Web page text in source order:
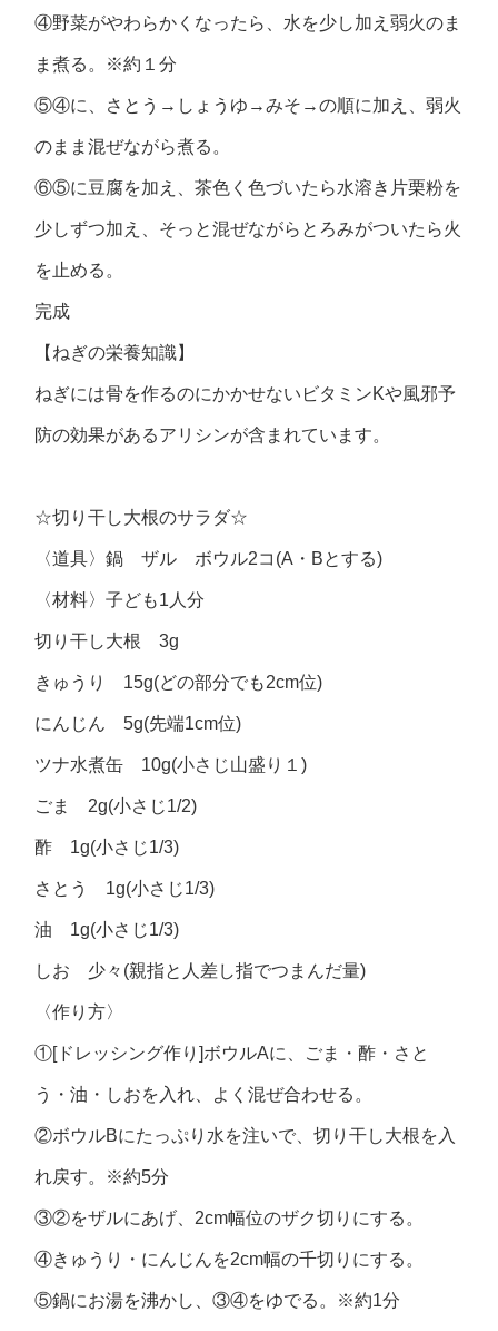
④野菜がやわらかくなったら、水を少し加え弱火のま
ま煮る。※約１分
⑤④に、さとう→しょうゆ→みそ→の順に加え、弱火
のまま混ぜながら煮る。
⑥⑤に豆腐を加え、茶色く色づいたら水溶き片栗粉を
少しずつ加え、そっと混ぜながらとろみがついたら火
を止める。
完成
【ねぎの栄養知識】
ねぎには骨を作るのにかかせないビタミンKや風邪予
防の効果があるアリシンが含まれています。
☆切り干し大根のサラダ☆
〈道具〉鍋 ザル ボウル2コ(A・Bとする)
〈材料〉子ども1人分
切り干し大根 3g
きゅうり 15g(どの部分でも2cm位)
にんじん 5g(先端1cm位)
ツナ水煮缶 10g(小さじ山盛り１)
ごま 2g(小さじ1/2)
酢 1g(小さじ1/3)
さとう 1g(小さじ1/3)
油 1g(小さじ1/3)
しお 少々(親指と人差し指でつまんだ量)
〈作り方〉
①[ドレッシング作り]ボウルAに、ごま・酢・さと
う・油・しおを入れ、よく混ぜ合わせる。
②ボウルBにたっぷり水を注いで、切り干し大根を入
れ戻す。※約5分
③②をザルにあげ、2cm幅位のザク切りにする。
④きゅうり・にんじんを2cm幅の千切りにする。
⑤鍋にお湯を沸かし、③④をゆでる。※約1分